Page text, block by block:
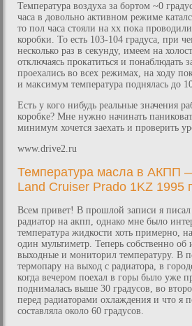
Температура воздуха за бортом ~0
часа в довольно активном режиме
то пол часа стояли на хх пока
коробки. То есть 103-104 градуса, при
несколько раз в секунду, имеем на
отключаясь прокатиться и понаблюдать
проехались во всех режимах, на ходу
и максимум температура поднялась до
Есть у кого нибудь реальные значения
коробке? Мне нужно начинать
минимум хочется заехать и проверить
www.drive2.ru
Температура масла в АКПП
Land Cruiser Prado 1KZ 1995
Всем привет! В прошлой записи я
радиатор на акпп, однако мне было
температура жидкости хоть примерно,
один мультиметр. Теперь собственно об
выходные и мониторил температуру. В
термопару на выход с радиатора, в
когда вечером поехал в горы было уже
поднималась выше 30 градусов, во
перед радиаторами охлаждения и что я
составляла около 60 градусов.